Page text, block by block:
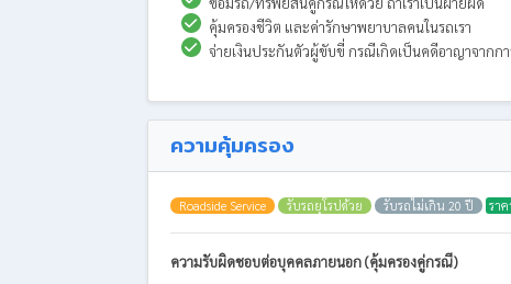
คุ้มครองชีวิต และค่ารักษาพยาบาลคนในรถเรา
จ่ายเงินประกันตัวผู้ขับขี่ กรณีเกิดเป็นคดีอาญาจากก
ความคุ้มครอง
Roadside Service รับรถยุโรปด้วย รับรถไม่เกิน 20 ปี รา
ความรับผิดชอบต่อบุคคลภายนอก (คุ้มครองคู่กรณี)